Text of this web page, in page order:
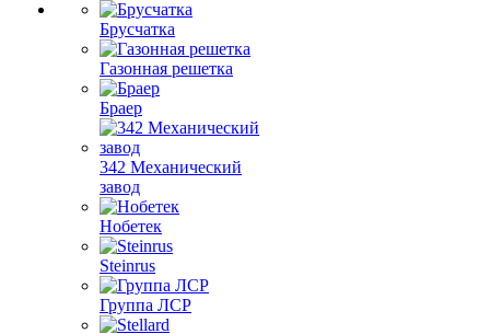
Брусчатка
Газонная решетка
Браер
342 Механический
завод
Нобетек
Steinrus
Группа ЛСР